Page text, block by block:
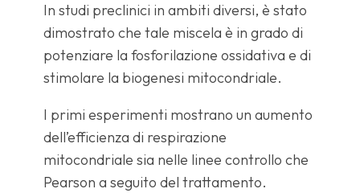
In studi preclinici in ambiti diversi, è stato
dimostrato che tale miscela è in grado di
potenziare la fosforilazione ossidativa e di
stimolare la biogenesi mitocondriale.
I primi esperimenti mostrano un aumento
dell’efficienza di respirazione
mitocondriale sia nelle linee controllo che
Pearson a seguito del trattamento.